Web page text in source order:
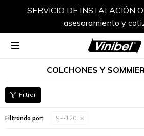
SERVICIO DE INSTALACIÓN
asesoramiento y

COLCHONES Y
Filtrando por: SP-120